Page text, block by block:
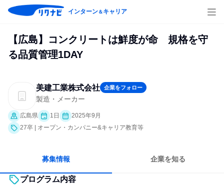
インターン＆キャリア
【広島】コンクリートは鮮度が命 規格を守
る品質管理1DAY
美建工業株式会社 企業をフォロー
製造・メーカー
広島県 1日
2025年9月
27卒 | オープン・カンパニー&キャリア教育等
募集情報 企業を知る
プログラム内容